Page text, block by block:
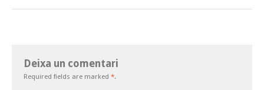
Deixa un comentari
Required fields are marked *.